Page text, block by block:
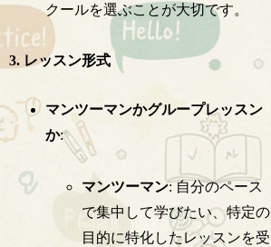
クールを選ぶことが大切です。
3. レッスン形式
マンツーマンかグループレッスン
か:
マンツーマン: 自分のペース
で集中して学びたい、特定の
目的に特化したレッスンを受